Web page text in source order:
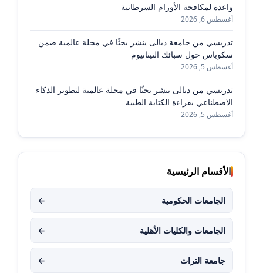
واعدة لمكافحة الأورام السرطانية
أغسطس 6, 2026
تدريسي من جامعة ديالى ينشر بحثًا في مجلة عالمية ضمن
سكوباس حول سبائك التيتانيوم
أغسطس 5, 2026
تدريسي من ديالى ينشر بحثًا في مجلة عالمية لتطوير الذكاء
الاصطناعي بقراءة الكتابة الطبية
أغسطس 5, 2026
الأقسام الرئيسية
الجامعات الحكومية ←
الجامعات والكليات الأهلية ←
جامعة التراث ←